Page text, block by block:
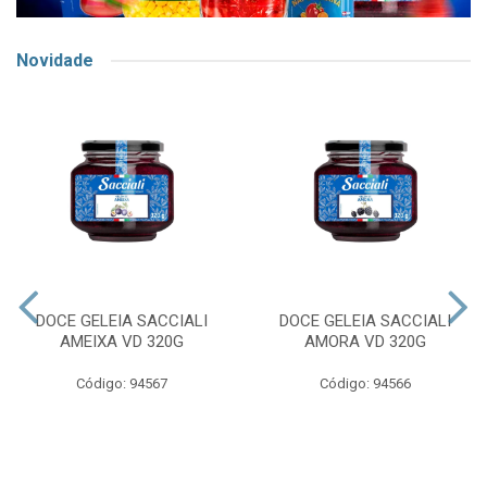
Novidade
DOCE GELEIA SACCIALI
AMEIXA VD 320G
Código: 94567
DOCE GELEIA SACCIALI
AMORA VD 320G
Código: 94566